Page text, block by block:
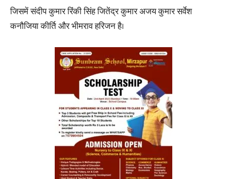
जिसमें संदीप कुमार रिंकी सिंह जितेंद्र कुमार अजय कुमार सर्वेश
कनौजिया कीर्ति और भीमराव हरिजन है।